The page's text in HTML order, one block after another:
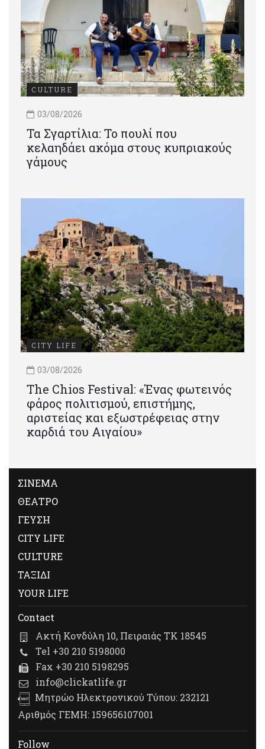
CULTURE
03/08/2026
Τα Σγαρτίλια: Το πουλί που
κελαηδάει ακόμα στους κυπριακούς
γάμους
CITY LIFE
03/08/2026
Τhe Chios Festival: «Ένας φωτεινός
φάρος πολιτισμού, επιστήμης,
αριστείας και εξωστρέφειας στην
καρδιά του Αιγαίου»
ΣΙΝΕΜΑ
ΘΕΑΤΡΟ
ΓΕΥΣΗ
CITY LIFE
CULTURE
ΤΑΞΙΔΙ
YOUR LIFE
Contact
Ακτή Κονδύλη 10, Πειραιάς ΤΚ 18545
Tel +30 210 5198000
Fax +30 210 5198295
info@clickatlife.gr
Μητρώο Ηλεκτρονικού Τύπου: 232121
Αριθμός ΓΕΜΗ: 159656107001
Follow